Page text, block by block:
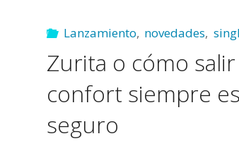
Lanzamiento, novedades,
Zurita o cómo
confort siempre
seguro